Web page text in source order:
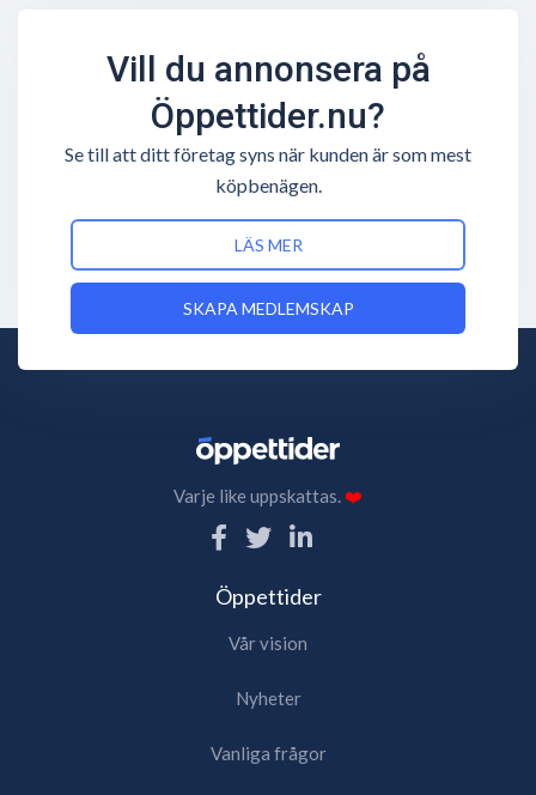
Vill du annonsera på
Öppettider.nu?
Se till att ditt företag syns när kunden är som mest
köpbenägen.
LÄS MER
SKAPA MEDLEMSKAP
Varje like uppskattas.❤️
Öppettider
Vår vision
Nyheter
Vanliga frågor